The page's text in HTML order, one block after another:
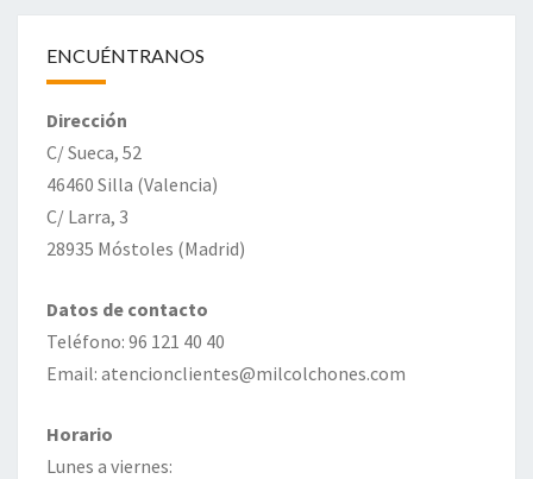
ENCUÉNTRANOS
Dirección
C/ Sueca, 52
46460 Silla (Valencia)
C/ Larra, 3
28935 Móstoles (Madrid)
Datos de contacto
Teléfono: 96 121 40 40
Email: atencionclientes@milcolchones.com
Horario
Lunes a viernes: